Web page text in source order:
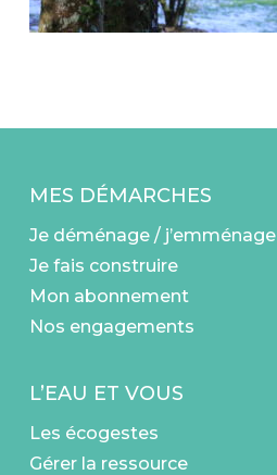
MES DÉMARCHES
Je déménage / j’emménage
Je fais construire
Mon abonnement
Nos engagements
L’EAU ET VOUS
Les écogestes
Gérer la ressource